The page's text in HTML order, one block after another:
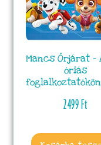
Mancs Őrjárat –
óriás
2499Ft